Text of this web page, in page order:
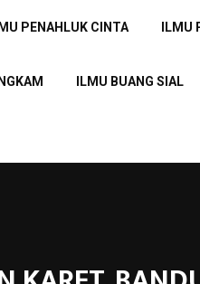
PENAHLUK CINTA ILMU
ILMU BUANG SIAL